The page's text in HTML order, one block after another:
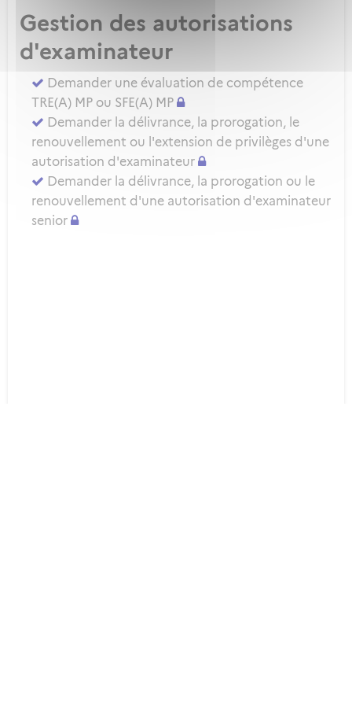
Gestion des autorisations
d'examinateur
Demander une évaluation de compétence
TRE(A) MP ou SFE(A) MP
Demander la délivrance, la prorogation, le
renouvellement ou l'extension de privilèges d'une
autorisation d'examinateur
Demander la délivrance, la prorogation ou le
renouvellement d'une autorisation d'examinateur
senior